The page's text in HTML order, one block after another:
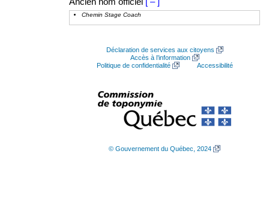
Chemin Stage Coach
Déclaration de services aux citoyens
Accès à l’information
Politique de confidentialité
Accessibilité
© Gouvernement du Québec, 2024